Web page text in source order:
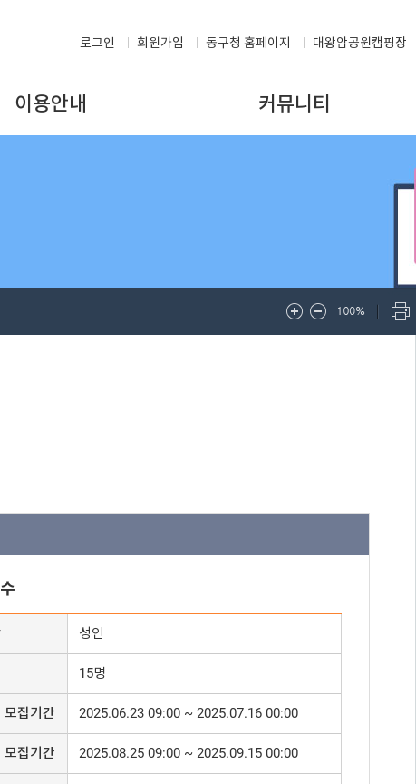
로그인 회원가입 동구청 홈페이지 대왕암공원캠핑장
이용안내 커뮤니티
성인
15명
모집기간 2025.06.23 09:00 ~ 2025.07.16 00:00
모집기간 2025.08.25 09:00 ~ 2025.09.15 00:00